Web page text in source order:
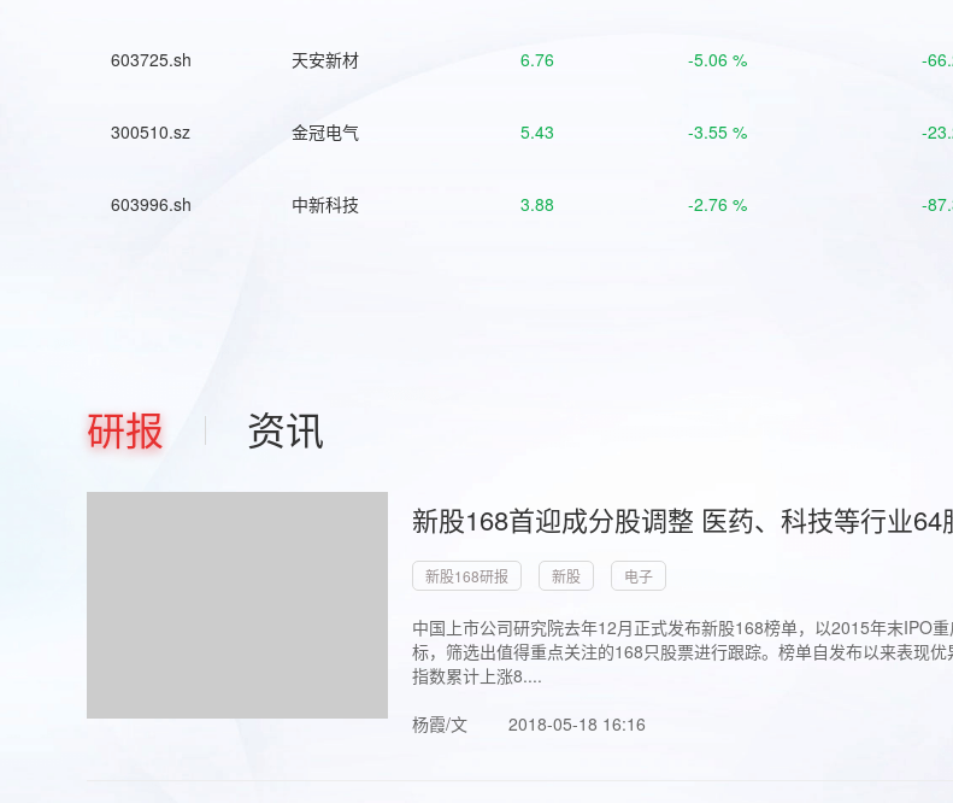
603725.sh 天安新材 6.76 -5.06 % -
300510.sz 金冠电气 5.43 -3.55 % -
603996.sh 中新科技 3.88 -2.76 % -
研报 资讯
新股168首迎成分股调整 医药、科技等行业64
新股168研报 新股 电子
中国上市公司研究院去年12月正式发布新股168榜单，以2015年末IPO
标，筛选出值得重点关注的168只股票进行跟踪。榜单自发布以来表现
指数累计上涨8....
杨霞/文
2018-05-18 16:16